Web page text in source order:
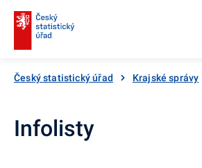
Český statistický úřad Krajské správy
Infolisty